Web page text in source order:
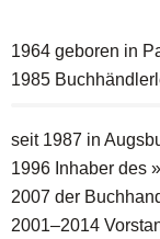
1964 geboren in
1985
seit 1987 in
1996 Inhaber des
2007 der
2001–2014